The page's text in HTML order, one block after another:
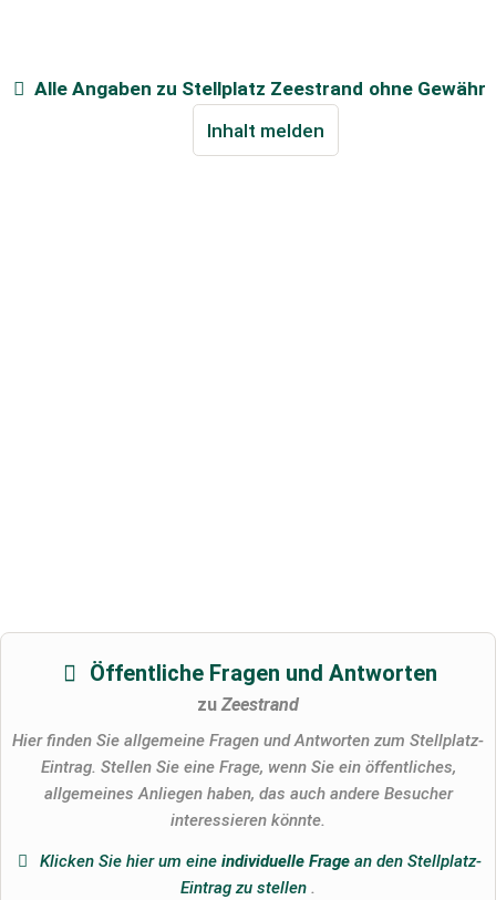
Alle Angaben zu Stellplatz Zeestrand ohne Gewähr
Inhalt melden
Öffentliche Fragen und Antworten
zu Zeestrand
Hier finden Sie allgemeine Fragen und Antworten zum Stellplatz-
Eintrag. Stellen Sie eine Frage, wenn Sie ein öffentliches,
allgemeines Anliegen haben, das auch andere Besucher
interessieren könnte.
Klicken Sie hier um eineindividuelle Frage an den Stellplatz-
Eintrag zu stellen .